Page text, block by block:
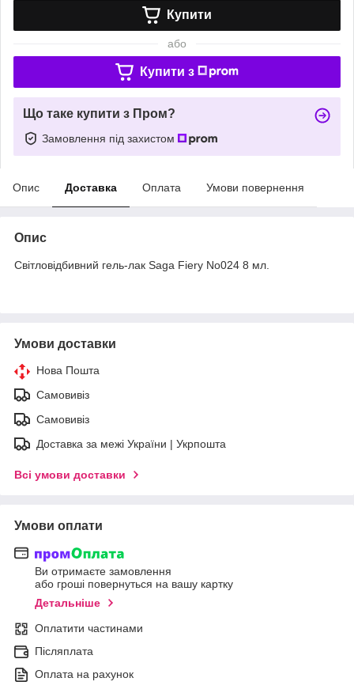
Купити
або
Купити з
Що таке купити з Пром?
Замовлення під захистом
Опис Доставка Оплата Умови повернення
Опис
Світловідбивний гель-лак Saga Fiery No024 8 мл.
Умови доставки
Нова Пошта
Самовивіз
Самовивіз
Доставка за межі України | Укрпошта
Всі умови доставки
Умови оплати
Ви отримаєте замовлення
або гроші повернуться на вашу картку
Детальніше
Оплатити частинами
Післяплата
Оплата на рахунок